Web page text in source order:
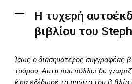
Η τυχερή
βιβλίου του
Ίσως ο διασημότερος συγγραφέας
τρόμου. Αυτό που πολλοί δε
king εξέδωσε το πρώτο του βιβλίο